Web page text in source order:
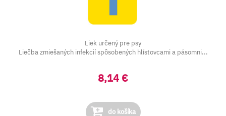
Liek určený pre psy
Liečba zmiešaných infekcií spôsobených hlístovcami a pásomni...
8,14 €
do košíka